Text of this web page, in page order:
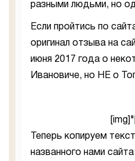
разными людьми, но
Если пройтись по
оригинал отзыва на
июня 2017 года о
Ивановиче, но НЕ о
Теперь копируем
названного нами